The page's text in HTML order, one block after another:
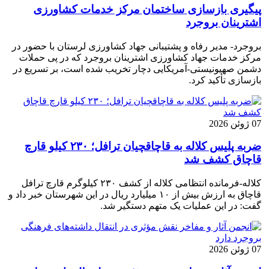
پیگیری بازسازی ساختمان مرکز خدمات کشاورزی
اشترینان بروجرد
بروجرد- مدیر رفاه و پشتیبانی جهاد کشاورزی لرستان با حضور در
مرکز خدمات جهاد کشاورزی اشترینان بروجرد که در پی حملات
دشمن صهیونیستی-آمریکایی دچار تخریب شده است، بر تسریع در
بازسازی تأکید کرد.
07 ژوئن 2026
ضربه پلیس کلاله به قاچاقچیان ترافل؛ ۲۳۰ کیلو قارچ
قاچاق کشف شد
کلاله-فرمانده انتظامی کلاله از کشف ۲۳۰ کیلوگرم قارچ ترافل
قاچاق به ارزش بیش از ۱۰ میلیارد ریال در این شهرستان خبر داد و
گفت: در این عملیات یک متهم دستگیر شد.
07 ژوئن 2026